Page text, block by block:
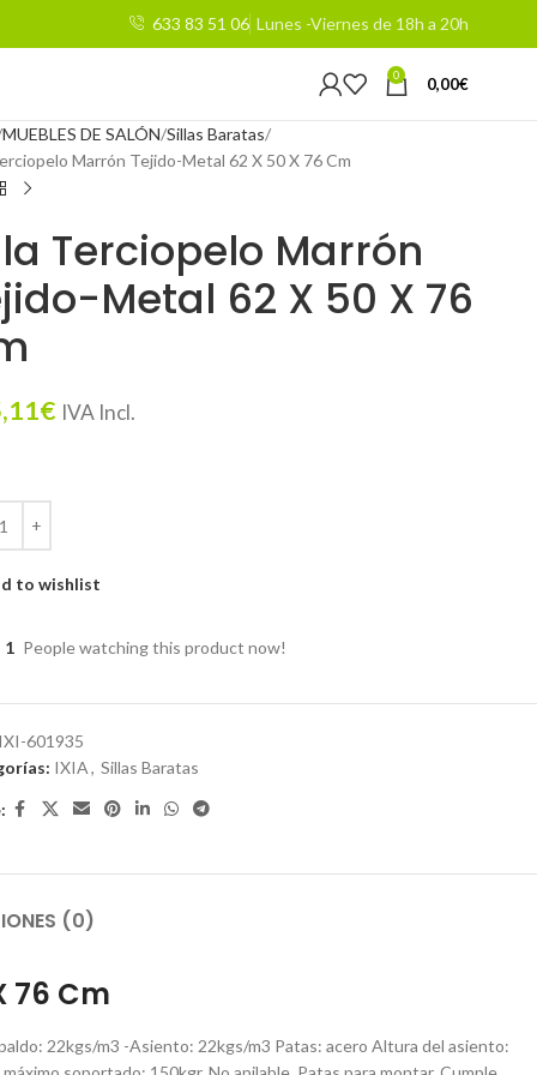
633 83 51 06 Lunes -Viernes de 18h a 20h
0 0,00€
MUEBLES DE SALÓN Sillas Baratas
Marrón Tejido-Metal 62 X 50 X 76 Cm
Terciopelo Marrón
Metal 62 X 50 X 76
€ IVA Incl.
to wishlist
1 People watching this product now!
601935
IXIA, Sillas Baratas
(0)
76 Cm
22kgs/m3 -Asiento: 22kgs/m3 Patas: acero Altura del asiento: